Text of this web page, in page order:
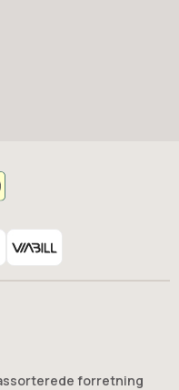
erfaring og faglig indsigt
forretning